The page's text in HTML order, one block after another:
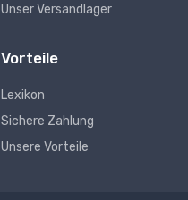
Unser Versandlager
Vorteile
Lexikon
Sichere Zahlung
Unsere Vorteile